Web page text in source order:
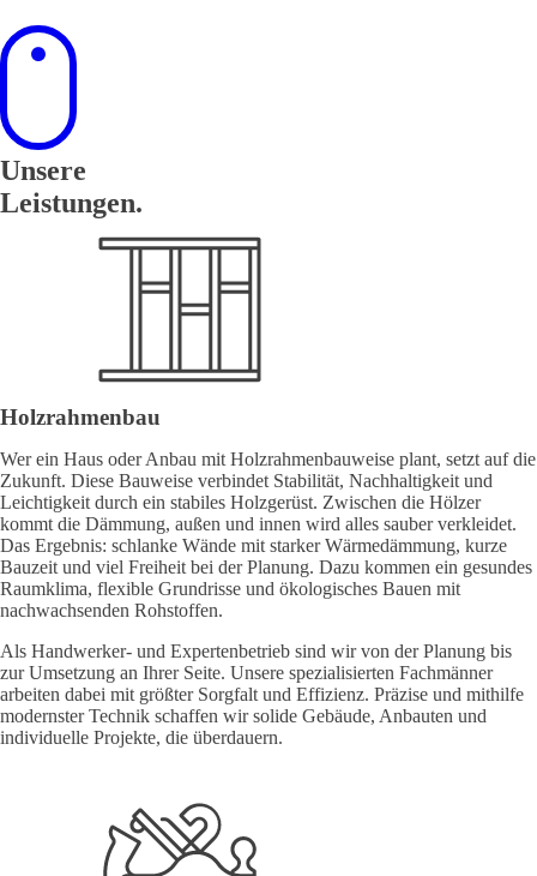
Unsere
Leistungen.
Holzrahmenbau
Wer ein Haus oder Anbau mit Holzrahmenbauweise plant, setzt auf die
Zukunft. Diese Bauweise verbindet Stabilität, Nachhaltigkeit und
Leichtigkeit durch ein stabiles Holzgerüst. Zwischen die Hölzer
kommt die Dämmung, außen und innen wird alles sauber verkleidet.
Das Ergebnis: schlanke Wände mit starker Wärmedämmung, kurze
Bauzeit und viel Freiheit bei der Planung. Dazu kommen ein gesundes
Raumklima, flexible Grundrisse und ökologisches Bauen mit
nachwachsenden Rohstoffen.
Als Handwerker- und Expertenbetrieb sind wir von der Planung bis
zur Umsetzung an Ihrer Seite. Unsere spezialisierten Fachmänner
arbeiten dabei mit größter Sorgfalt und Effizienz. Präzise und mithilfe
modernster Technik schaffen wir solide Gebäude, Anbauten und
individuelle Projekte, die überdauern.